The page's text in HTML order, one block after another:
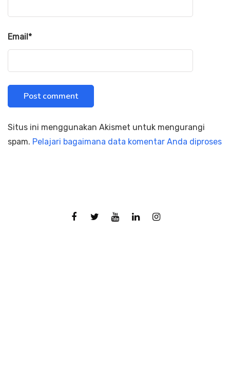
Email*
Situs ini menggunakan Akismet untuk mengurangi
spam. Pelajari bagaimana data komentar Anda diproses